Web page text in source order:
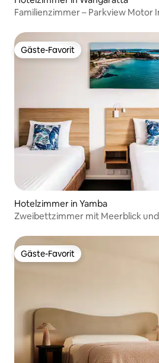
Familienzimmer – Parkview Motor
Gäste-Favorit
Gäste-Favorit
Hotelzimmer in Yamba
Zweibettzimmer mit Meerblick und
Gäste-Favorit
Gäste-Favorit